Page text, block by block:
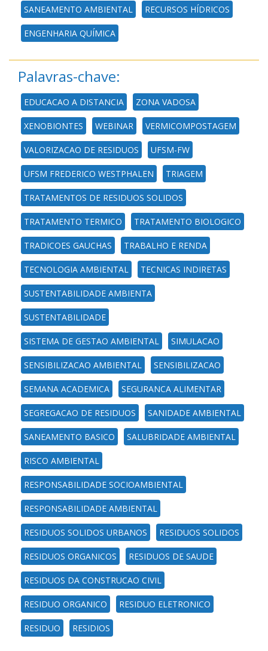
SANEAMENTO AMBIENTAL RECURSOS HÍDRICOS
ENGENHARIA QUÍMICA
Palavras-chave:
EDUCACAO A DISTANCIA ZONA VADOSA
XENOBIONTES WEBINAR VERMICOMPOSTAGEM
VALORIZACAO DE RESIDUOS UFSM-FW
UFSM FREDERICO WESTPHALEN TRIAGEM
TRATAMENTOS DE RESIDUOS SOLIDOS
TRATAMENTO TERMICO TRATAMENTO BIOLOGICO
TRADICOES GAUCHAS TRABALHO E RENDA
TECNOLOGIA AMBIENTAL TECNICAS INDIRETAS
SUSTENTABILIDADE AMBIENTA
SUSTENTABILIDADE
SISTEMA DE GESTAO AMBIENTAL SIMULACAO
SENSIBILIZACAO AMBIENTAL SENSIBILIZACAO
SEMANA ACADEMICA SEGURANCA ALIMENTAR
SEGREGACAO DE RESIDUOS SANIDADE AMBIENTAL
SANEAMENTO BASICO SALUBRIDADE AMBIENTAL
RISCO AMBIENTAL
RESPONSABILIDADE SOCIOAMBIENTAL
RESPONSABILIDADE AMBIENTAL
RESIDUOS SOLIDOS URBANOS RESIDUOS SOLIDOS
RESIDUOS ORGANICOS RESIDUOS DE SAUDE
RESIDUOS DA CONSTRUCAO CIVIL
RESIDUO ORGANICO RESIDUO ELETRONICO
RESIDUO RESIDIOS